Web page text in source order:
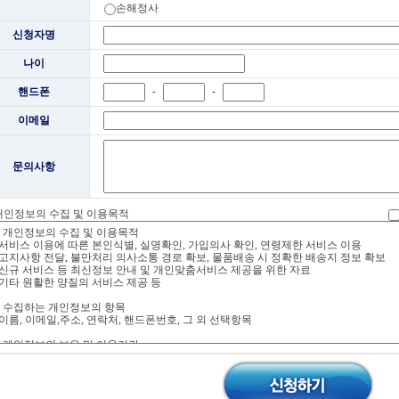
손해정사
신청자명
나이
핸드폰 - -
이메일
문의사항
인정보의 수집 및 이용목적